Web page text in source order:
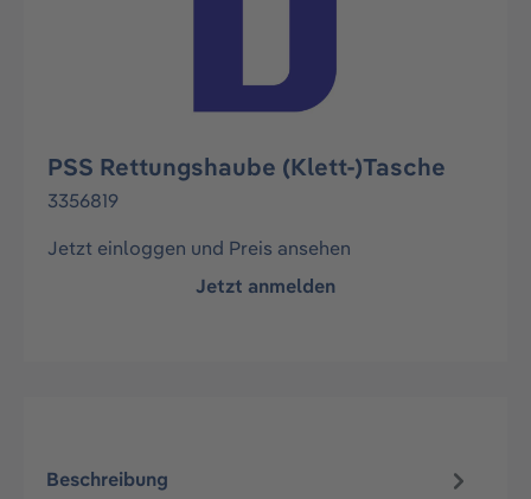
PSS Rettungshaube (Klett-)Tasche
3356819
Jetzt einloggen und Preis ansehen
Jetzt anmelden
Beschreibung